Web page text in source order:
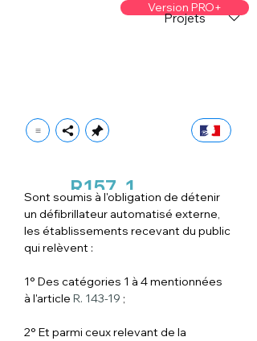
Version PRO+
Projets
R157 1
Sont soumis à l'obligation de détenir
un défibrillateur automatisé externe,
les établissements recevant du public
qui relèvent :
1° Des catégories 1 à 4 mentionnées
à l'article R. 143-19 ;
2° Et parmi ceux relevant de la